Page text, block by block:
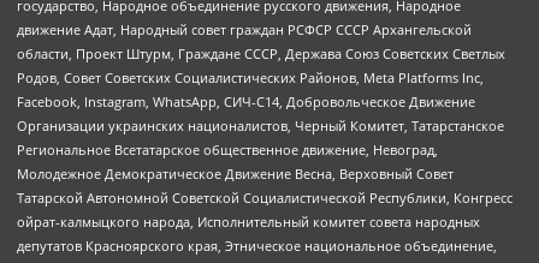
государство, Народное объединение русского движения, Народное
движение Адат, Народный совет граждан РСФСР СССР Архангельской
области, Проект Штурм, Граждане СССР, Держава Союз Советских Светлых
Родов, Совет Советских Социалистических Районов, Meta Platforms Inc,
Facebook, Instagram, WhatsApp, СИЧ-С14, Добровольческое Движение
Организации украинских националистов, Черный Комитет, Татарстанское
Региональное Всетатарское общественное движение, Невоград,
Молодежное Демократическое Движение Весна, Верховный Совет
Татарской Автономной Советской Социалистической Республики, Конгресс
ойрат-калмыцкого народа, Исполнительный комитет совета народных
депутатов Красноярского края, Этническое национальное объединение,